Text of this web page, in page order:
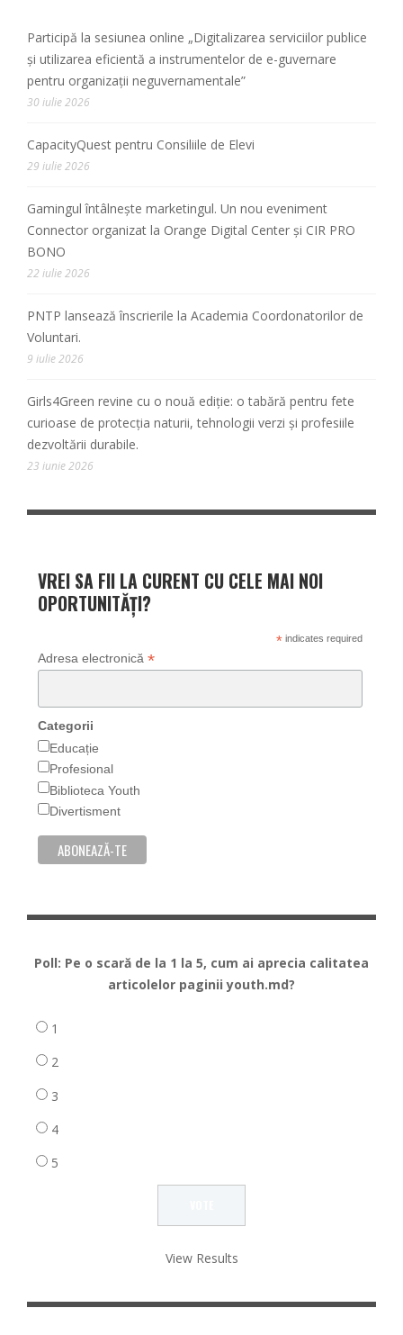
Participă la sesiunea online „Digitalizarea serviciilor publice
și utilizarea eficientă a instrumentelor de e-guvernare
pentru organizații neguvernamentale”
30 iulie 2026
CapacityQuest pentru Consiliile de Elevi
29 iulie 2026
Gamingul întâlnește marketingul. Un nou eveniment
Connector organizat la Orange Digital Center și CIR PRO
BONO
22 iulie 2026
PNTP lansează înscrierile la Academia Coordonatorilor de
Voluntari.
9 iulie 2026
Girls4Green revine cu o nouă ediție: o tabără pentru fete
curioase de protecția naturii, tehnologii verzi și profesiile
dezvoltării durabile.
23 iunie 2026
VREI SA FII LA CURENT CU CELE MAI NOI
OPORTUNITĂȚI?
*indicates required
Adresa electronică *
Categorii
Educație
Profesional
Biblioteca Youth
Divertisment
Poll: Pe o scară de la 1 la 5, cum ai aprecia calitatea
articolelor paginii youth.md?
1
2
3
4
5
View Results